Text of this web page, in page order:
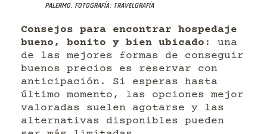
Palermo. Fotografía: Travelgrafía
Consejos para encontrar hospedaje
bueno, bonito y bien ubicado : una
de las mejores formas de conseguir
buenos precios es reservar con
anticipación. Si esperas hasta
último momento, las opciones mejor
valoradas suelen agotarse y las
alternativas disponibles pueden